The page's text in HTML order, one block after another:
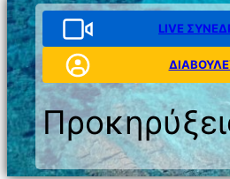
LIVE